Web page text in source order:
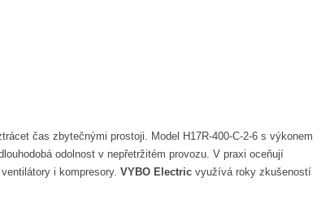
čas zbytečnými prostoji. Model H17R-400-C-2-6 s výkonem
odolnost v nepřetržitém provozu. V praxi oceňují
i kompresory. VYBO Electric využívá roky zkušeností